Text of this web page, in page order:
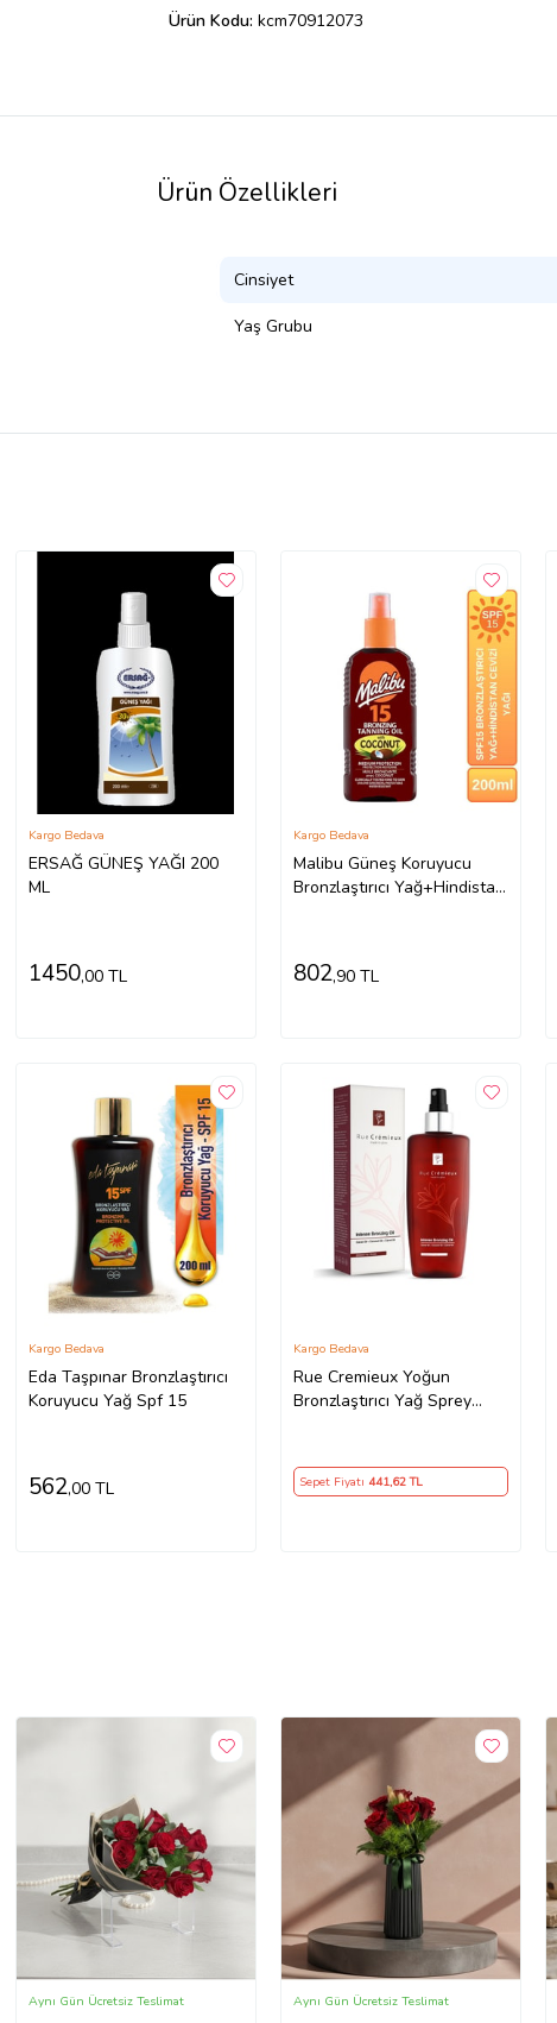
Ürün Kodu: kcm70912073
Ürün Özellikleri
Cinsiyet
Yaş Grubu
ERSAĞ GÜNEŞ YAĞI 200
ML
Kargo Bedava
1450,00 TL
Malibu Güneş Koruyucu
Bronzlaştırıcı Yağ+Hindistan
Kargo Bedava
802,90 TL
Eda Taşpınar Bronzlaştırıcı
Koruyucu Yağ Spf 15
Kargo Bedava
562,00 TL
Rue Cremieux Yoğun
Bronzlaştırıcı Yağ Sprey
Yağı ) - Tk
Kargo Bedava
Sepet Fiyatı 441,62 TL
Aynı Gün Ücretsiz Teslimat Aynı Gün Ücretsiz Teslimat